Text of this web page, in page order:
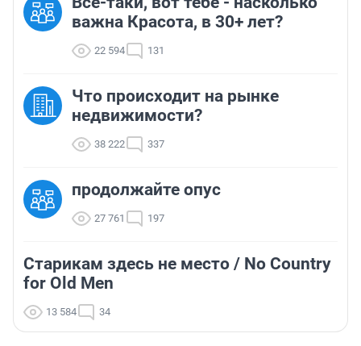
важна Красота, в 30+ лет?
22 594 131
Что происходит на рынке
недвижимости?
38 222 337
продолжайте опус
27 761 197
Старикам здесь не место / No Country
for Old Men
13 584 34